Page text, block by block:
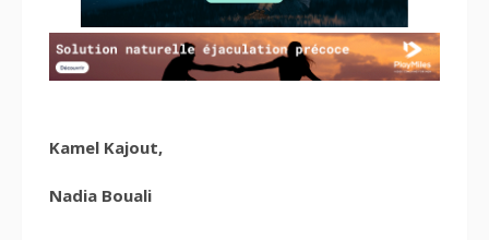
Kamel Kajout,
Nadia Bouali